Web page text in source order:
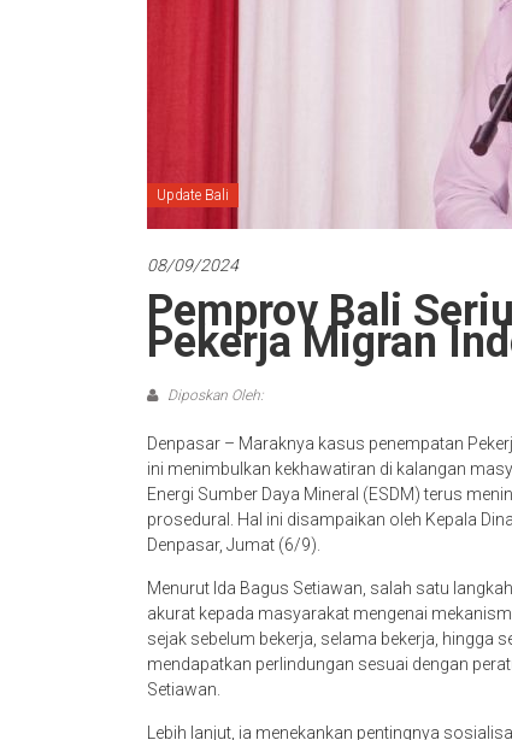
Update Bali
08/09/2024
Pemprov Bali
Pekerja Migran
Diposkan Oleh:
Denpasar – Maraknya kasus penempatan
ini menimbulkan kekhawatiran di kalangan
Energi Sumber Daya Mineral (ESDM) terus
prosedural. Hal ini disampaikan oleh Kepala
Denpasar, Jumat (6/9).
Menurut Ida Bagus Setiawan, salah satu
akurat kepada masyarakat mengenai
sejak sebelum bekerja, selama bekerja, hingga
mendapatkan perlindungan sesuai dengan
Setiawan.
Lebih lanjut, ia menekankan pentingnya